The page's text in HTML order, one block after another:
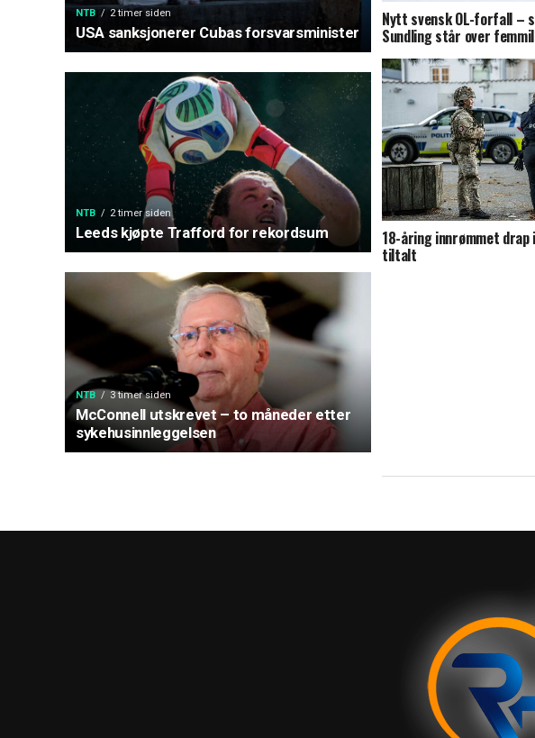
NTB 2 timer siden
USA sanksjonerer Cubas forsvarsminister
NTB 2 timer siden
Leeds kjøpte Trafford for rekordsum
NTB 3 timer siden
McConnell utskrevet – to måneder etter
sykehusinnleggelsen
Nytt svensk OL-forfall –
Sundling står over
18-åring innrømmet
tiltalt